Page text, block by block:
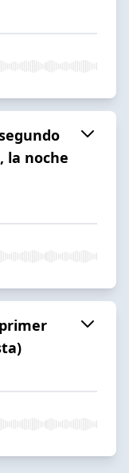
la noche